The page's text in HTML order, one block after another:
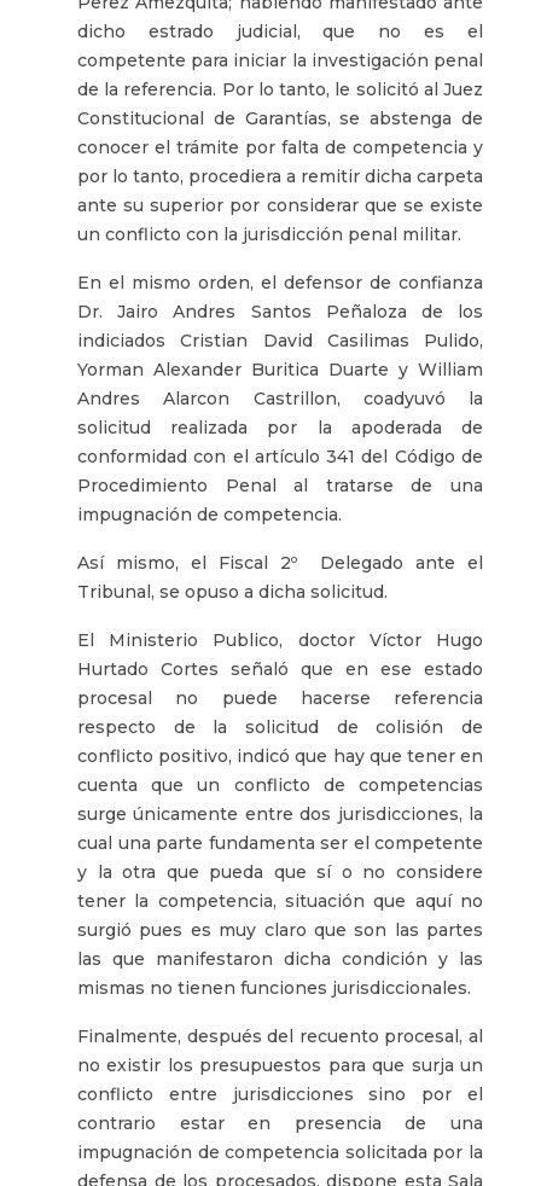
dicho estrado judicial, que no es el
competente para iniciar la investigación penal
de la referencia. Por lo tanto, le solicitó al Juez
Constitucional de Garantías, se abstenga de
conocer el trámite por falta de competencia y
por lo tanto, procediera a remitir dicha carpeta
ante su superior por considerar que se existe
un conflicto con la jurisdicción penal militar.
En el mismo orden, el defensor de confianza
Dr. Jairo Andres Santos Peñaloza de los
indiciados Cristian David Casilimas Pulido,
Yorman Alexander Buritica Duarte y William
Andres Alarcon Castrillon, coadyuvó la
solicitud realizada por la apoderada de
conformidad con el artículo 341 del Código de
Procedimiento Penal al tratarse de una
impugnación de competencia.
Así mismo, el Fiscal 2º Delegado ante el
Tribunal, se opuso a dicha solicitud.
El Ministerio Publico, doctor Víctor Hugo
Hurtado Cortes señaló que en ese estado
procesal no puede hacerse referencia
respecto de la solicitud de colisión de
conflicto positivo, indicó que hay que tener en
cuenta que un conflicto de competencias
surge únicamente entre dos jurisdicciones, la
cual una parte fundamenta ser el competente
y la otra que pueda que sí o no considere
tener la competencia, situación que aquí no
surgió pues es muy claro que son las partes
las que manifestaron dicha condición y las
mismas no tienen funciones jurisdiccionales.
Finalmente, después del recuento procesal, al
no existir los presupuestos para que surja un
conflicto entre jurisdicciones sino por el
contrario estar en presencia de una
impugnación de competencia solicitada por la
defensa de los procesados, dispone esta Sala